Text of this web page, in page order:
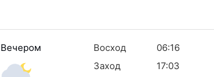
Вечером Восход
06:16
Заход
17:03